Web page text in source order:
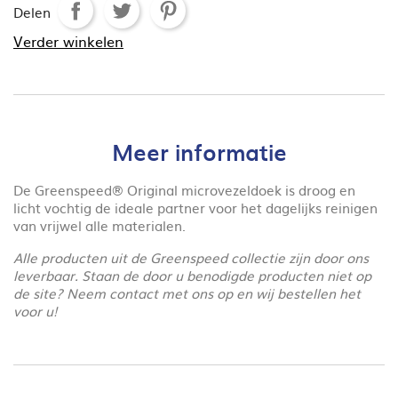
Delen
Verder winkelen
Meer informatie
De Greenspeed® Original microvezeldoek is droog en
licht vochtig de ideale partner voor het dagelijks reinigen
van vrijwel alle materialen.
Alle producten uit de Greenspeed collectie zijn door ons
leverbaar. Staan de door u benodigde producten niet op
de site? Neem contact met ons op en wij bestellen het
voor u!